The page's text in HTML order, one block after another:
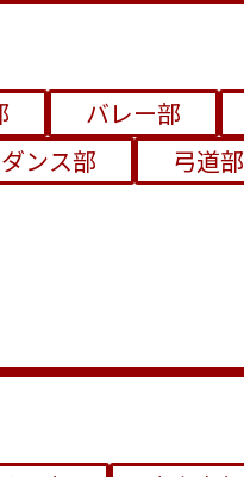
バレー部
ダンス部 弓道部